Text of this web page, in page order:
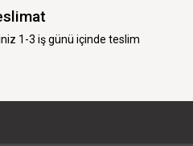
1-3 iş günü içinde teslim